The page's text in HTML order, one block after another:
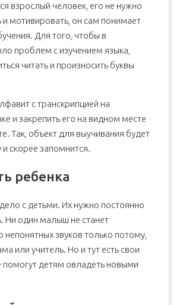
взрослый человек, его не нужно
и мотивировать, он сам понимает
Для того, чтобы в
проблем с изучением языка,
читать и произносить буквы
с транскрипцией на
и закрепить его на видном месте
Так, объект для выучивания будет
и скорее запомнится.
ребенка
с детьми. Их нужно постоянно
Ни один малыш не станет
непонятных звуков только потому,
или учитель. Но и тут есть свои
помогут детям овладеть новыми